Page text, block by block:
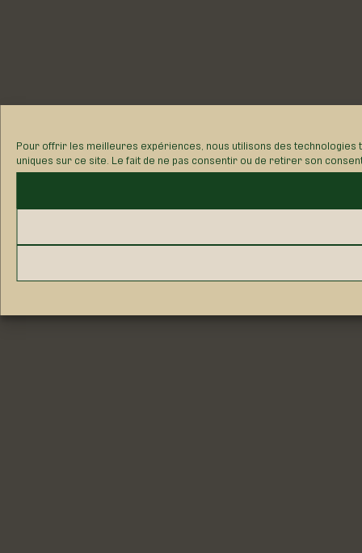
Pour offrir les meilleures expériences, nous utilisons des
uniques sur ce site. Le fait de ne pas consentir ou de retirer son